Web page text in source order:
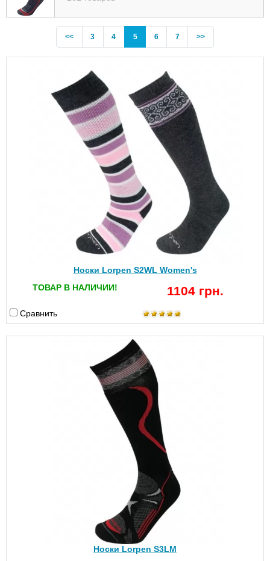
<<Previous
3 4 5(current)
6 7 >>
Носки Lorpen S2WL Women's
ТОВАР В НАЛИЧИИ!
1104 грн.
Сравнить
Носки Lorpen S3LM